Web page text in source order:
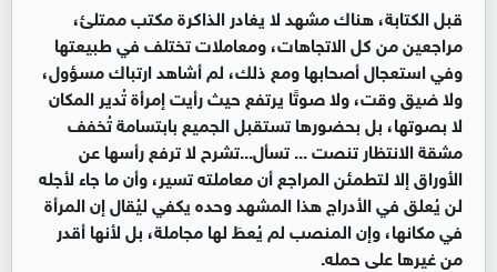
قبل الكتابة، هناك مشهد لا يغادر الذاكرة مكتب ممتلئ،
مراجعين من كل الاتجاهات، ومعاملات تختلف في طبيعتها
وفي استعجال أصحابها ومع ذلك، لم أشاهد ارتباك مسؤول،
ولا ضيق وقت، ولا صوتًا يرتفع حيث رأيت إمرأة تُدير المكان
لا بصوتها، بل بحضورها تستقبل الجميع بابتسامة تُخفف
مشقة الانتظار تنصت ... تسأل...تشرح لا ترفع رأسها عن
الأوراق إلا لتطمئن المراجع أن معاملته تسير، وأن ما جاء لأجله
لن يُعلق في الأدراج هذا المشهد وحده يكفي ليُقال إن المرأة
في مكانها، وإن المنصب لم يُعطَ لها مجاملة، بل لأنها أقدر
من غيرها على حمله.